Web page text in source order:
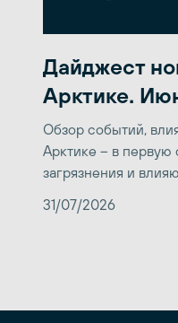
Дайджест
Арктике.
Обзор событий,
Арктике – в
загрязнения и
31/07/2026